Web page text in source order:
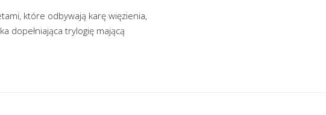
które odbywają karę więzienia,
dopełniająca trylogię mającą